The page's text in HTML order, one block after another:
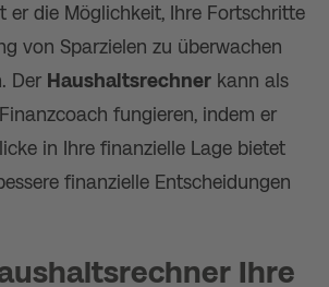
er die Möglichkeit, Ihre Fortschritte
von Sparzielen zu überwachen
Der Haushaltsrechner kann als
fungieren, indem er
in Ihre finanzielle Lage bietet
finanzielle Entscheidungen
Ihre